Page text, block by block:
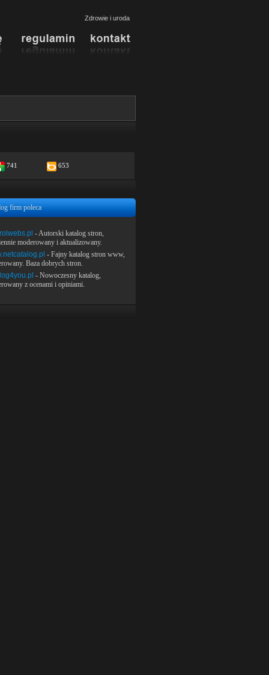
Zdrowie i uroda
741 653
firm poleca
- Autorski katalog stron,
moderowany i aktualizowany.
- Fajny katalog stron www,
Baza dobrych stron.
- Nowoczesny katalog,
z ocenami i opiniami.